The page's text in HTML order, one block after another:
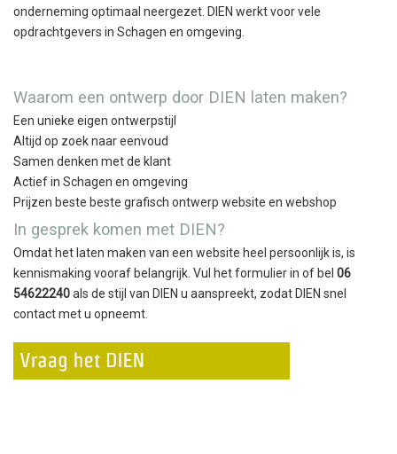
onderneming optimaal neergezet. DIEN werkt voor vele
opdrachtgevers in Schagen en omgeving.
Waarom een ontwerp door DIEN laten maken?
Een unieke eigen ontwerpstijl
Altijd op zoek naar eenvoud
Samen denken met de klant
Actief in Schagen en omgeving
Prijzen beste beste grafisch ontwerp website en webshop
In gesprek komen met DIEN?
Omdat het laten maken van een website heel persoonlijk is, is
kennismaking vooraf belangrijk. Vul het formulier in of bel 06
54622240als de stijl van DIEN u aanspreekt, zodat DIEN snel
contact met u opneemt.